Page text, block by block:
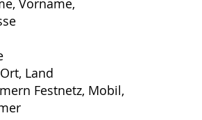
Vorname,
Land
Festnetz, Mobil,